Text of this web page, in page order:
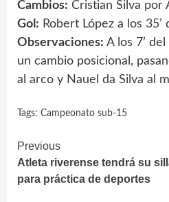
Cambios: Cristian Silva por
Gol: Robert López a los
Observaciones: A los 7’
un cambio posicional,
al arco y Nauel da Silva al
Tags: Campeonato sub-15
Continue
Reading
Previous
Atleta riverense tendrá su
para práctica de deportes